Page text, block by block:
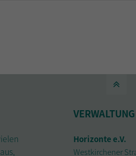
VERWALTUNG
Horizonte e.V.
Westkirchener